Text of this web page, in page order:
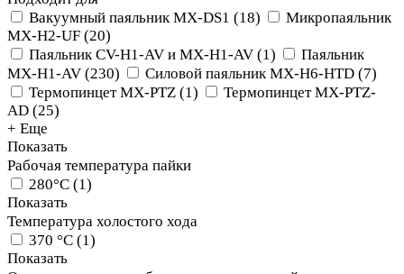
Вакуумный паяльник MX-DS1 (18)
Микропаяльник
MX-H2-UF (20)
Паяльник CV-H1-AV и MX-H1-AV (1)
Паяльник
MX-H1-AV (230) Силовой паяльник MX-H6-HTD (7)
Термопинцет MX-PTZ (1)
Термопинцет MX-PTZ-
AD (25)
+ Еще
Показать
Рабочая температура пайки
280°C (1)
Показать
Температура холостого хода
370 °C (1)
Показать